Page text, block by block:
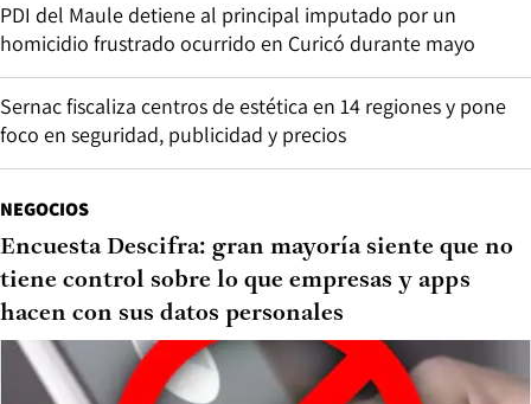
PDI del Maule detiene al principal imputado por un
homicidio frustrado ocurrido en Curicó durante mayo
Sernac fiscaliza centros de estética en 14 regiones y pone
foco en seguridad, publicidad y precios
NEGOCIOS
Encuesta Descifra: gran mayoría siente que no
tiene control sobre lo que empresas y apps
hacen con sus datos personales